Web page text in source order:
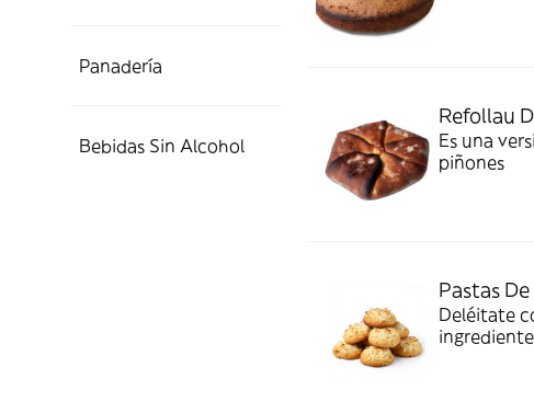
Panadería
Bebidas Sin Alcohol
Refollau
Es una
piñones
Pastas
Deléitate